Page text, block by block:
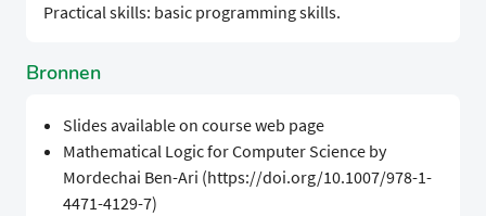
Practical skills: basic programming skills.
Bronnen
Slides available on course web page
Mathematical Logic for Computer Science by
Mordechai Ben-Ari (https://doi.org/10.1007/978-1-
4471-4129-7)